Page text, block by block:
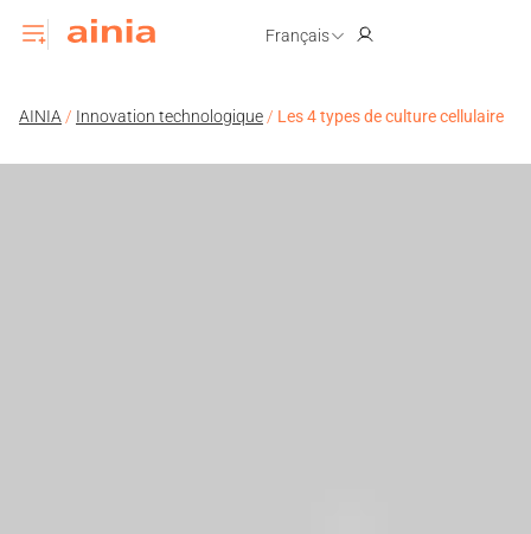
Français
AINIA / Innovation technologique / Les 4 types de culture cellulaire